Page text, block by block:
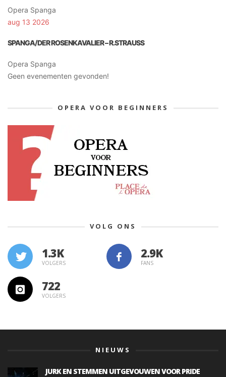
Opera Spanga
aug 13 2026
SPANGA/DER ROSENKAVALIER – R.STRAUSS
Opera Spanga
Geen evenementen gevonden!
OPERA VOOR BEGINNERS
VOLG ONS
1.3K
VOLGERS FANS
722
VOLGERS
NIEUWS
JURK EN STEMMEN UITGEVOUWEN VOOR PRIDE